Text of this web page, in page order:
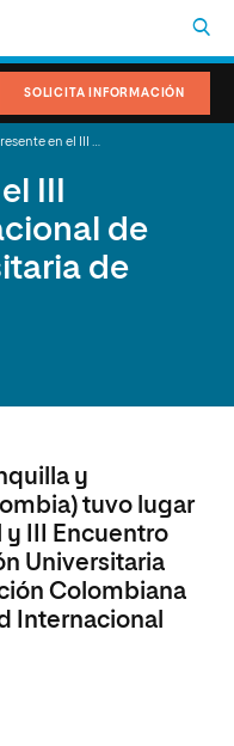
SOLICITA INFORMACIÓN
III
de
de
y
tuvo lugar
y III Encuentro
Universitaria
Colombiana
Internacional